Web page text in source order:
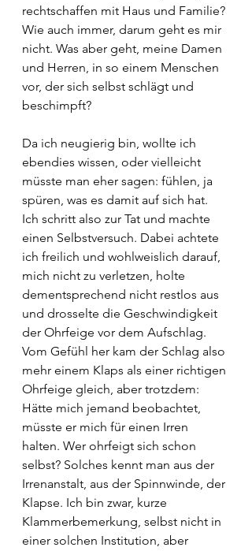
rechtschaffen mit Haus und Familie?
Wie auch immer, darum geht es mir
nicht. Was aber geht, meine Damen
und Herren, in so einem Menschen
vor, der sich selbst schlägt und
beschimpft?
Da ich neugierig bin, wollte ich
ebendies wissen, oder vielleicht
müsste man eher sagen: fühlen, ja
spüren, was es damit auf sich hat.
Ich schritt also zur Tat und machte
einen Selbstversuch. Dabei achtete
ich freilich und wohlweislich darauf,
mich nicht zu verletzen, holte
dementsprechend nicht restlos aus
und drosselte die Geschwindigkeit
der Ohrfeige vor dem Aufschlag.
Vom Gefühl her kam der Schlag also
mehr einem Klaps als einer richtigen
Ohrfeige gleich, aber trotzdem:
Hätte mich jemand beobachtet,
müsste er mich für einen Irren
halten. Wer ohrfeigt sich schon
selbst? Solches kennt man aus der
Irrenanstalt, aus der Spinnwinde, der
Klapse. Ich bin zwar, kurze
Klammerbemerkung, selbst nicht in
einer solchen Institution, aber